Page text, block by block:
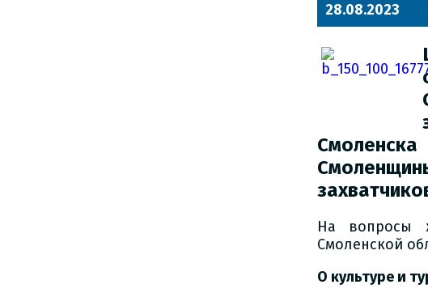
28.08.2023
На вопросы
Смоленской
О культуре и